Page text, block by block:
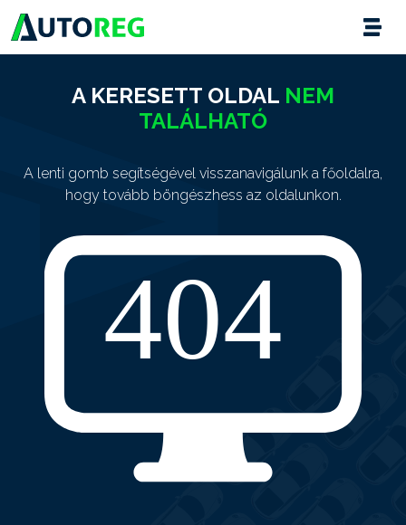
A KERESETT OLDAL NEM
TALÁLHATÓ
A lenti gomb segítségével visszanavigálunk a főoldalra,
hogy tovább böngészhess az oldalunkon.